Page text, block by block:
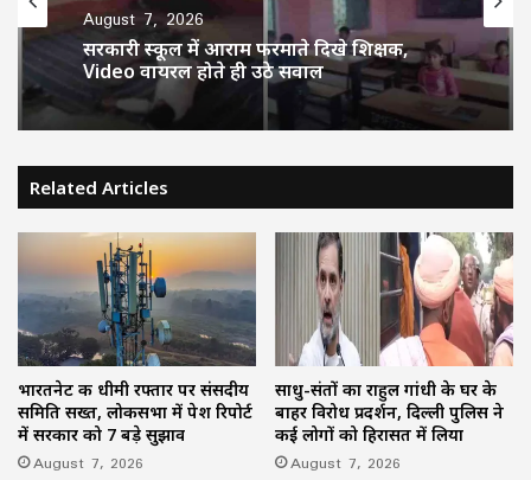
August 7, 2026
सरकारी स्कूल में आराम फरमाते दिखे शिक्षक,
Video वायरल होते ही उठे सवाल
Related Articles
भारतनेट की धीमी रफ्तार पर संसदीय
समिति सख्त, लोकसभा में पेश रिपोर्ट
में सरकार को 7 बड़े सुझाव
August 7, 2026
साधु-संतों का राहुल गांधी के घर के
बाहर विरोध प्रदर्शन, दिल्ली पुलिस ने
कई लोगों को हिरासत में लिया
August 7, 2026